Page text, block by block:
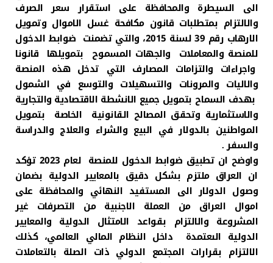
الى السيطرة والمحافظة على استقرار سعر الصرف
والالتزام بمتطلبات قانون مكافحة غسل الاموال وتمويل
الارهاب رقم 39 لسنة 2015، والتي تضمنت ضوابط الدخول
للمنصة والمعاملات والجهات المسموح بتمويلها قانونا
واجراءات والتزامات المصارف التي تدخل هذه المنصة
والاليات والمرونات والتسهيلات والتوسع في الشمول
بهدف السماح بتمويل جميع الانشطة الاقتصادية والتجارية
والاستثمارية وتحقق المصالح القانونية الخاصة بتمويل
المواطنين بالدولار في البيع والشراء والعلاج والدراسة
والسفر .
واوضح ان تطبيق ضوابط الدخول للمنصة لعام 2023 تؤكد
ان العراق ملتزم بشكل دقيق بالمعايير الدولية بضمان
وصول الدولار الى المستفيد النهائي والمحافظة على
اموال العراق من العملة الاجنبية من التصرفات غير
المشروعة والالتزام بقواعد الامتثال الدولية والمعايير
الدولية الىعتمدة داخل النظام المالي العالمي، كذلك
الالتزام بقرارات المجتمع الدولي ذات الصلة بالتعاملات